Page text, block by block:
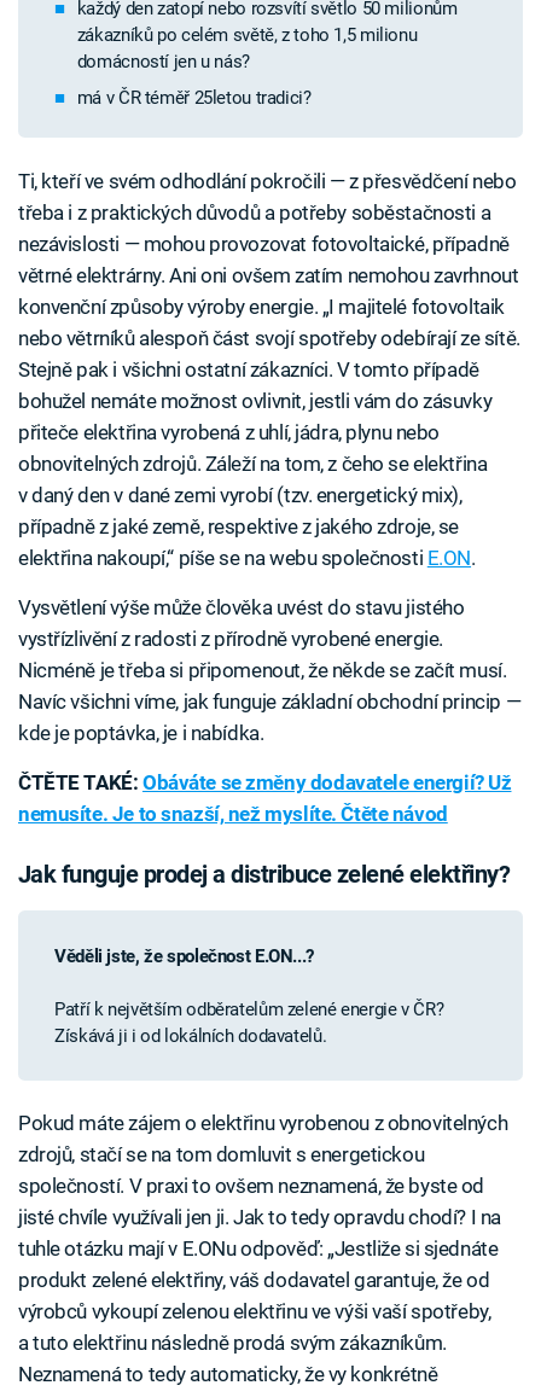
každý den zatopí nebo rozsvítí světlo 50 milionům
zákazníků po celém světě, z toho 1,5 milionu
domácností jen u nás?
má v ČR téměř 25letou tradici?
Ti, kteří ve svém odhodlání pokročili — z přesvědčení nebo
třeba i z praktických důvodů a potřeby soběstačnosti a
nezávislosti — mohou provozovat fotovoltaické, případně
větrné elektrárny. Ani oni ovšem zatím nemohou zavrhnout
konvenční způsoby výroby energie. „I majitelé fotovoltaik
nebo větrníků alespoň část svojí spotřeby odebírají ze sítě.
Stejně pak i všichni ostatní zákazníci. V tomto případě
bohužel nemáte možnost ovlivnit, jestli vám do zásuvky
přiteče elektřina vyrobená z uhlí, jádra, plynu nebo
obnovitelných zdrojů. Záleží na tom, z čeho se elektřina
v daný den v dané zemi vyrobí (tzv. energetický mix),
případně z jaké země, respektive z jakého zdroje, se
elektřina nakoupí,“ píše se na webu společnosti E.ON.
Vysvětlení výše může člověka uvést do stavu jistého
vystřízlivění z radosti z přírodně vyrobené energie.
Nicméně je třeba si připomenout, že někde se začít musí.
Navíc všichni víme, jak funguje základní obchodní princip —
kde je poptávka, je i nabídka.
ČTĚTE TAKÉ: Obáváte se změny dodavatele energií? Už
nemusíte. Je to snazší, než myslíte. Čtěte návod
Jak funguje prodej a distribuce zelené elektřiny?
Věděli jste, že společnost E.ON...?
Patří k největším odběratelům zelené energie v ČR?
Získává ji i od lokálních dodavatelů.
Pokud máte zájem o elektřinu vyrobenou z obnovitelných
zdrojů, stačí se na tom domluvit s energetickou
společností. V praxi to ovšem neznamená, že byste od
jisté chvíle využívali jen ji. Jak to tedy opravdu chodí? I na
tuhle otázku mají v E.ONu odpověď: „Jestliže si sjednáte
produkt zelené elektřiny, váš dodavatel garantuje, že od
výrobců vykoupí zelenou elektřinu ve výši vaší spotřeby,
a tuto elektřinu následně prodá svým zákazníkům.
Neznamená to tedy automaticky, že vy konkrétně